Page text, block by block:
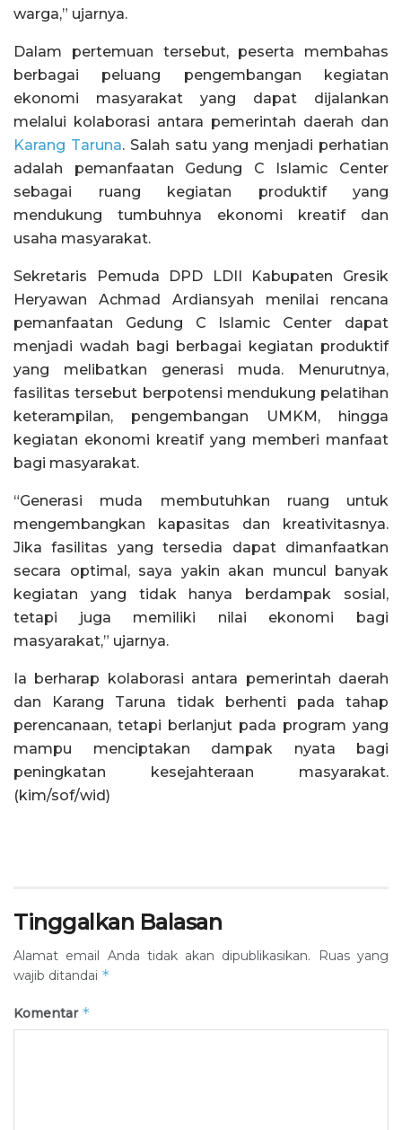
warga,” ujarnya.
Dalam pertemuan tersebut, peserta membahas
berbagai peluang pengembangan kegiatan
ekonomi masyarakat yang dapat dijalankan
melalui kolaborasi antara pemerintah daerah dan
Karang Taruna. Salah satu yang menjadi perhatian
adalah pemanfaatan Gedung C Islamic Center
sebagai ruang kegiatan produktif yang
mendukung tumbuhnya ekonomi kreatif dan
usaha masyarakat.
Sekretaris Pemuda DPD LDII Kabupaten Gresik
Heryawan Achmad Ardiansyah menilai rencana
pemanfaatan Gedung C Islamic Center dapat
menjadi wadah bagi berbagai kegiatan produktif
yang melibatkan generasi muda. Menurutnya,
fasilitas tersebut berpotensi mendukung pelatihan
keterampilan, pengembangan UMKM, hingga
kegiatan ekonomi kreatif yang memberi manfaat
bagi masyarakat.
“Generasi muda membutuhkan ruang untuk
mengembangkan kapasitas dan kreativitasnya.
Jika fasilitas yang tersedia dapat dimanfaatkan
secara optimal, saya yakin akan muncul banyak
kegiatan yang tidak hanya berdampak sosial,
tetapi juga memiliki nilai ekonomi bagi
masyarakat,” ujarnya.
Ia berharap kolaborasi antara pemerintah daerah
dan Karang Taruna tidak berhenti pada tahap
perencanaan, tetapi berlanjut pada program yang
mampu menciptakan dampak nyata bagi
peningkatan kesejahteraan masyarakat.
(kim/sof/wid)
Tinggalkan Balasan
Alamat email Anda tidak akan dipublikasikan.
Ruas yang
wajib ditandai *
Komentar *